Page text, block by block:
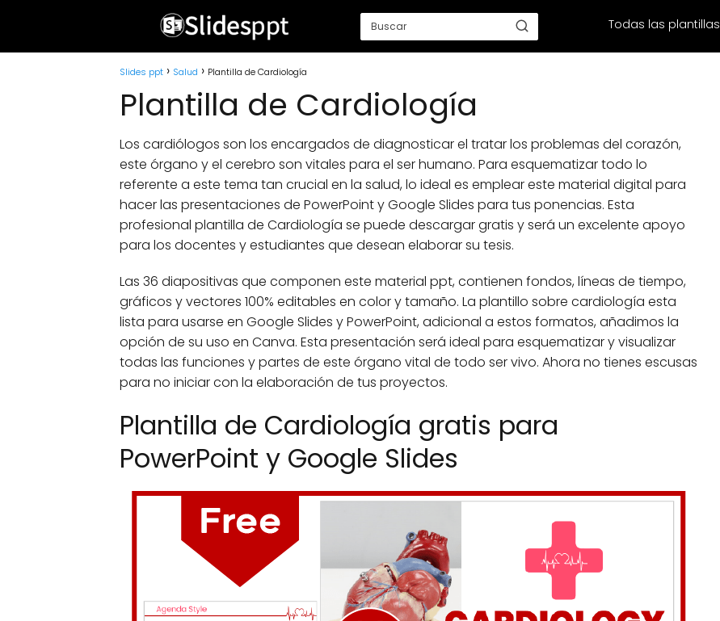
Todas las plantillas
Slides ppt Salud Plantilla de Cardiología
Plantilla de Cardiología
Los cardiólogos son los encargados de diagnosticar el tratar los problemas del corazón,
este órgano y el cerebro son vitales para el ser humano. Para esquematizar todo lo
referente a este tema tan crucial en la salud, lo ideal es emplear este material digital para
hacer las presentaciones de PowerPoint y Google Slides para tus ponencias. Esta
profesional plantilla de Cardiología se puede descargar gratis y será un excelente apoyo
para los docentes y estudiantes que desean elaborar su tesis.
Las 36 diapositivas que componen este material ppt, contienen fondos, líneas de tiempo,
gráficos y vectores 100% editables en color y tamaño. La plantillo sobre cardiología esta
lista para usarse en Google Slides y PowerPoint, adicional a estos formatos, añadimos la
opción de su uso en Canva. Esta presentación será ideal para esquematizar y visualizar
todas las funciones y partes de este órgano vital de todo ser vivo. Ahora no tienes escusas
para no iniciar con la elaboración de tus proyectos.
Plantilla de Cardiología gratis para
PowerPoint y Google Slides